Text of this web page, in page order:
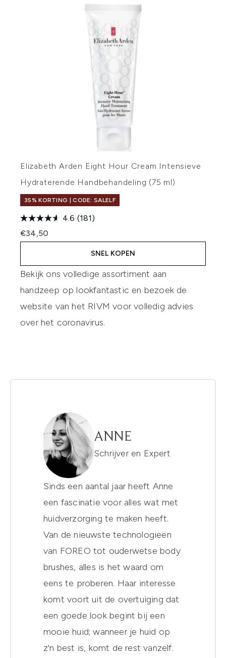
Elizabeth Arden Eight Hour Cream Intensieve
Hydraterende Handbehandeling (75 ml)
35% KORTING | CODE: SALELF
4.6 (181)
€34,50
SNEL KOPEN
Bekijk ons volledige assortiment aan
handzeep op lookfantastic en bezoek de
website van het RIVM voor volledig advies
over het coronavirus.
ANNE
Schrijver en Expert
Sinds een aantal jaar heeft Anne
een fascinatie voor alles wat met
huidverzorging te maken heeft.
Van de nieuwste technologieën
van FOREO tot ouderwetse body
brushes, alles is het waard om
eens te proberen. Haar interesse
komt voort uit de overtuiging dat
een goede look begint bij een
mooie huid; wanneer je huid op
z'n best is, komt de rest vanzelf.